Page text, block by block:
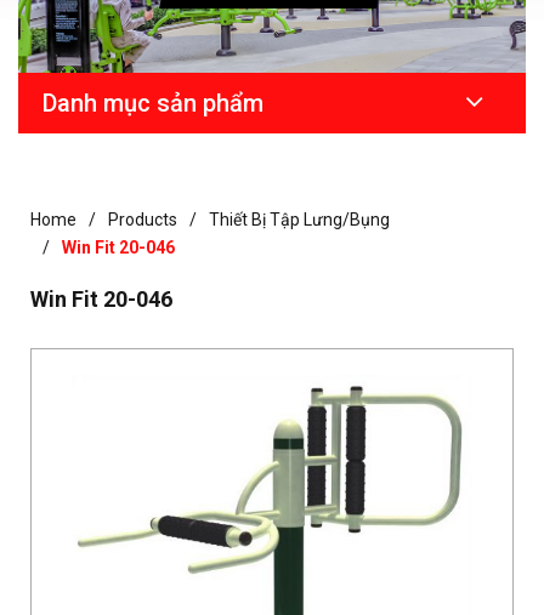
Danh mục sản phẩm
Home Products
Thiết Bị Tập Lưng/bụng
Win Fit 20-046
Win Fit 20-046